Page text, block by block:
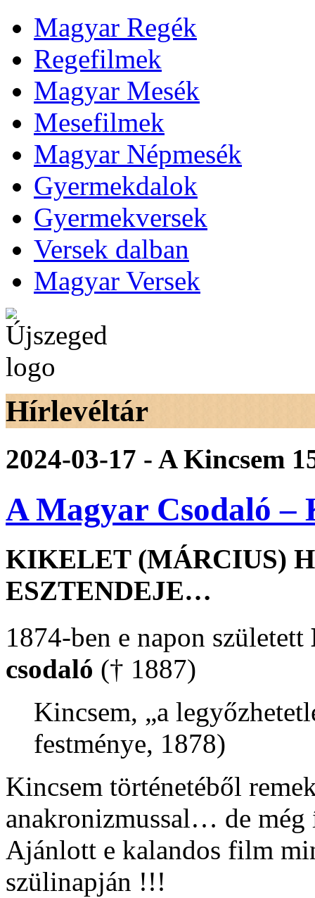
Magyar Regék
Regefilmek
Magyar Mesék
Mesefilmek
Magyar Népmesék
Gyermekdalok
Gyermekversek
Versek dalban
Magyar Versek
Hírlevéltár
2024-03-17 - A Kincsem
A Magyar Csodaló –
KIKELET (MÁRCIUS)
ESZTENDEJE…
1874-ben e napon született
csodaló († 1887)
Kincsem, „a
festménye, 1878)
Kincsem történetéből
anakronizmussal… de
Ajánlott e kalandos film
szülinapján !!!